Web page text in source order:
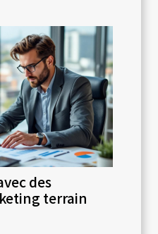
des
terrain